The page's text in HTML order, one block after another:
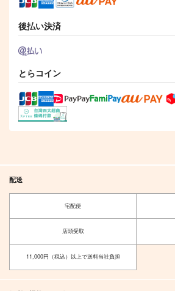
あなたと過ごす宝物の
日々
noa noa
1,100
作品詳細
後払い決済
とらコイン
配送
宅配便
店頭受取
11,000円（税込）以上で送料当社負担